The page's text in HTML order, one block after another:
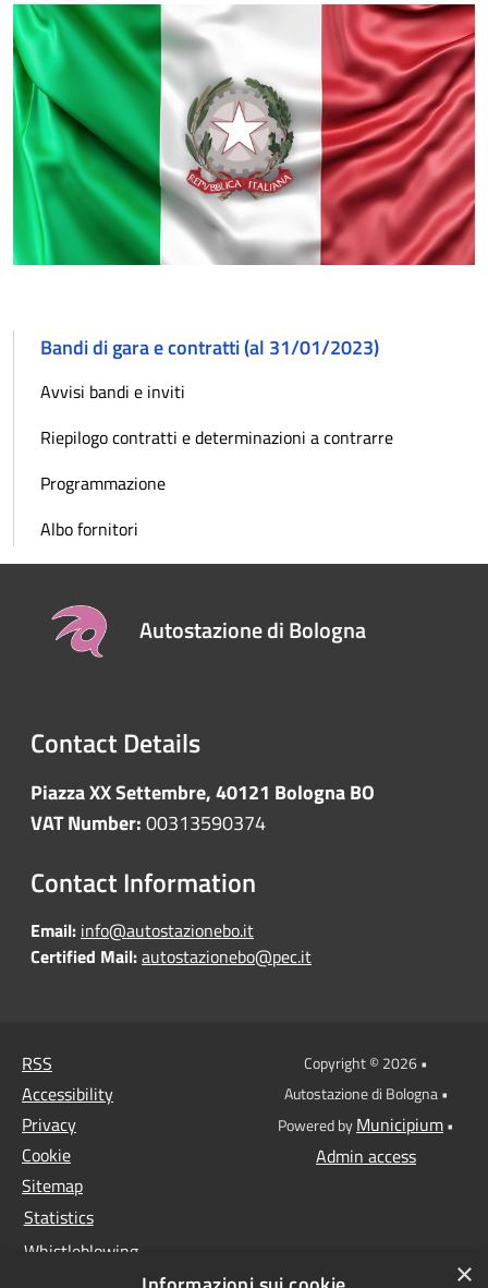
Bandi di gara e contratti (al 31/01/2023)
Avvisi bandi e inviti
Riepilogo contratti e determinazioni a contrarre
Programmazione
Albo fornitori
Autostazione di Bologna
Contact Details
Piazza XX Settembre, 40121 Bologna BO
VAT Number:00313590374
Contact Information
Email: info@autostazionebo.it
Certified Mail:autostazionebo@pec.it
RSS
Accessibility
Privacy
Cookie
Sitemap
Statistics
Whistleblowing
Copyright © 2026 •
Autostazione di Bologna •
Powered byMunicipium•
Admin access
×